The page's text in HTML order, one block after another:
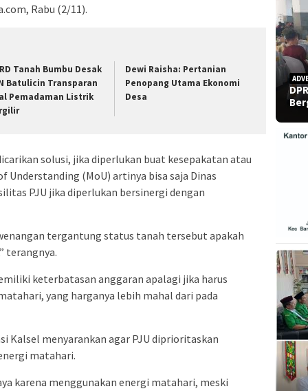
Rabu (2/11).
Tanah Bumbu Desak
Batulicin Transparan
Pemadaman Listrik
Dewi Raisha: Pertanian
Penopang Utama Ekonomi
Desa
solusi, jika diperlukan buat kesepakatan atau
Understanding (MoU) artinya bisa saja Dinas
PJU jika diperlukan bersinergi dengan
tergantung status tanah tersebut apakah
terangnya.
keterbatasan anggaran apalagi jika harus
yang harganya lebih mahal dari pada
Kalsel menyarankan agar PJU diprioritaskan
matahari.
karena menggunakan energi matahari, meski